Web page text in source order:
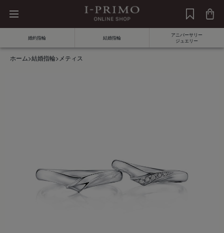
婚約指輪 結婚指輪
アニバーサリー
ジュエリー
ホーム>結婚指輪> メティス